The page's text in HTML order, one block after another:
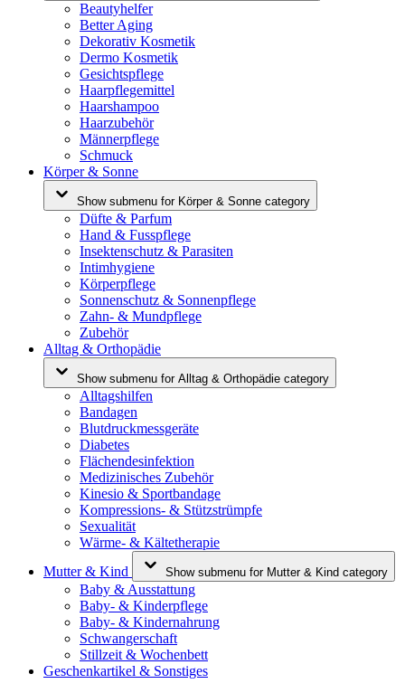
Beautyhelfer
Better Aging
Dekorativ Kosmetik
Dermo Kosmetik
Gesichtspflege
Haarpflegemittel
Haarshampoo
Haarzubehör
Männerpflege
Schmuck
Körper & Sonne
Show submenu for Körper & Sonne category
Düfte & Parfum
Hand & Fusspflege
Insektenschutz & Parasiten
Intimhygiene
Körperpflege
Sonnenschutz & Sonnenpflege
Zahn- & Mundpflege
Zubehör
Alltag & Orthopädie
Show submenu for Alltag & Orthopädie category
Alltagshilfen
Bandagen
Blutdruckmessgeräte
Diabetes
Flächendesinfektion
Medizinisches Zubehör
Kinesio & Sportbandage
Kompressions- & Stützstrümpfe
Sexualität
Wärme- & Kältetherapie
Mutter & Kind
Show submenu for Mutter & Kind category
Baby & Ausstattung
Baby- & Kinderpflege
Baby- & Kindernahrung
Schwangerschaft
Stillzeit & Wochenbett
Geschenkartikel & Sonstiges